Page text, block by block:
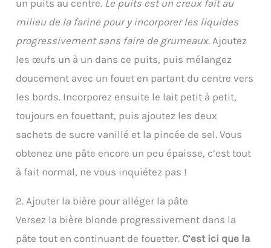
un puits au centre. Le puits est un creux fait au
milieu de la farine pour y incorporer les liquides
progressivement sans faire de grumeaux. Ajoutez
les œufs un à un dans ce puits, puis mélangez
doucement avec un fouet en partant du centre vers
les bords. Incorporez ensuite le lait petit à petit,
toujours en fouettant, puis ajoutez les deux
sachets de sucre vanillé et la pincée de sel. Vous
obtenez une pâte encore un peu épaisse, c’est tout
à fait normal, ne vous inquiétez pas !
2. Ajouter la bière pour alléger la pâte
Versez la bière blonde progressivement dans la
pâte tout en continuant de fouetter. C’est ici que la